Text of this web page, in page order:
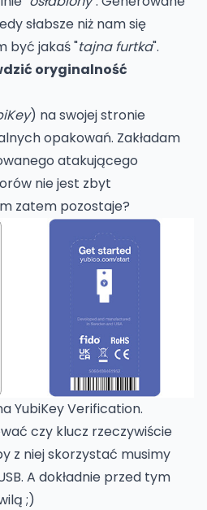
słabsze niż nam się
być jakaś "tajna furtka".
oryginalność
) na swojej stronie
opakowań. Zakładam
atakującego
nie jest zbyt
zatem pozostaje?
YubiKey Verification.
czy klucz rzeczywiście
z niej skorzystać musimy
A dokładnie przed tym
;)